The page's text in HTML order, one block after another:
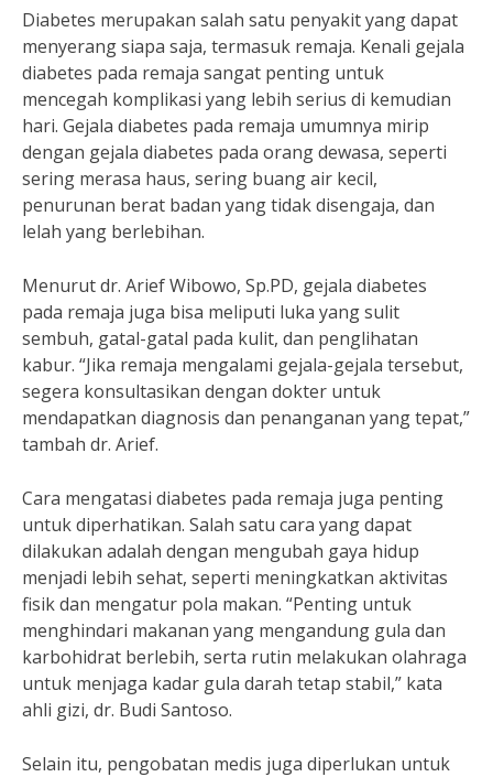
Diabetes merupakan salah satu penyakit yang dapat
menyerang siapa saja, termasuk remaja. Kenali gejala
diabetes pada remaja sangat penting untuk
mencegah komplikasi yang lebih serius di kemudian
hari. Gejala diabetes pada remaja umumnya mirip
dengan gejala diabetes pada orang dewasa, seperti
sering merasa haus, sering buang air kecil,
penurunan berat badan yang tidak disengaja, dan
lelah yang berlebihan.
Menurut dr. Arief Wibowo, Sp.PD, gejala diabetes
pada remaja juga bisa meliputi luka yang sulit
sembuh, gatal-gatal pada kulit, dan penglihatan
kabur. “Jika remaja mengalami gejala-gejala tersebut,
segera konsultasikan dengan dokter untuk
mendapatkan diagnosis dan penanganan yang tepat,”
tambah dr. Arief.
Cara mengatasi diabetes pada remaja juga penting
untuk diperhatikan. Salah satu cara yang dapat
dilakukan adalah dengan mengubah gaya hidup
menjadi lebih sehat, seperti meningkatkan aktivitas
fisik dan mengatur pola makan. “Penting untuk
menghindari makanan yang mengandung gula dan
karbohidrat berlebih, serta rutin melakukan olahraga
untuk menjaga kadar gula darah tetap stabil,” kata
ahli gizi, dr. Budi Santoso.
Selain itu, pengobatan medis juga diperlukan untuk